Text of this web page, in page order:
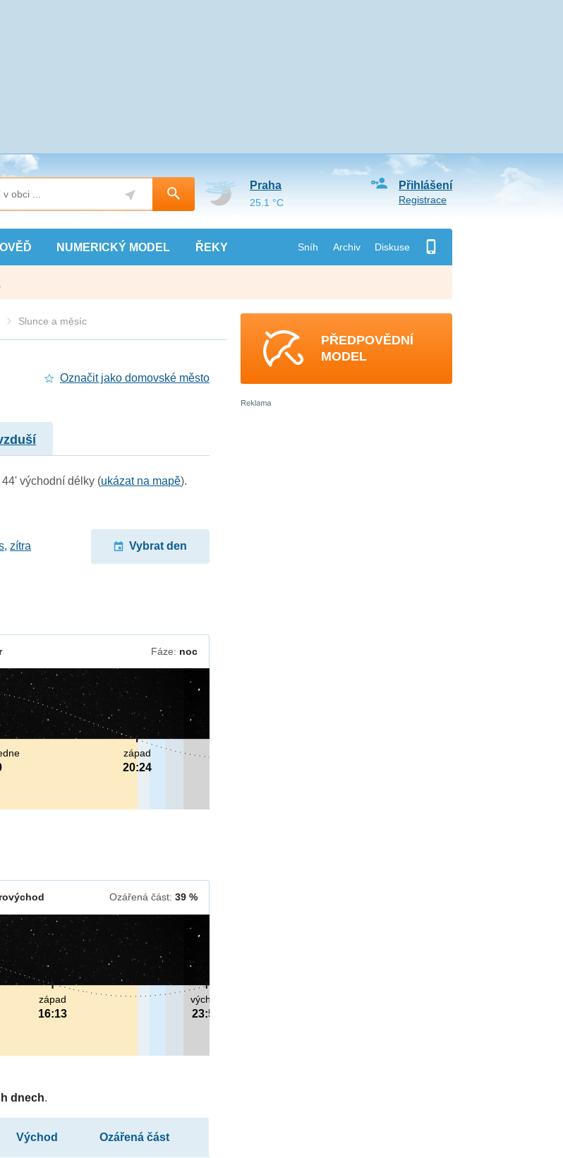
NUMERICKÝ MODEL ŘEKY Sníh Archiv Diskuse
Přihlášení
Registrace
Praha
25.1 °C
Slunce a měsíc
Označit jako domovské město
východní délky (ukázat na mapě).
,zítra Vybrat den
Fáze: noc
západ
20:24
Ozářená část: 39 %
východ
23:51
západ
16:13
dnech.
Východ Ozářená část
PŘEDPOVĚDNÍ
MODEL